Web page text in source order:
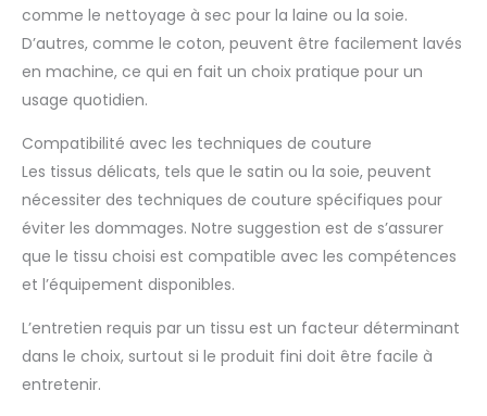
comme le nettoyage à sec pour la laine ou la soie.
D’autres, comme le coton, peuvent être facilement lavés
en machine, ce qui en fait un choix pratique pour un
usage quotidien.
Compatibilité avec les techniques de couture
Les tissus délicats, tels que le satin ou la soie, peuvent
nécessiter des techniques de couture spécifiques pour
éviter les dommages. Notre suggestion est de s’assurer
que le tissu choisi est compatible avec les compétences
et l’équipement disponibles.
L’entretien requis par un tissu est un facteur déterminant
dans le choix, surtout si le produit fini doit être facile à
entretenir.